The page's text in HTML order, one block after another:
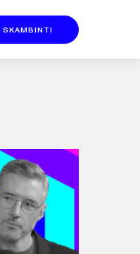
SKAMBINTI